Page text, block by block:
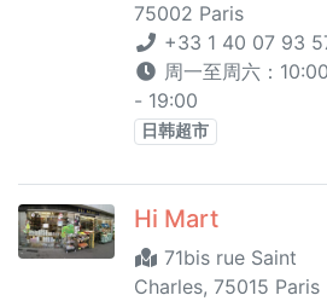
75002 Paris
+33 1 40 07 93
周一至周六：
- 19:00
日韩超市
Hi Mart
71bis rue Saint
Charles, 75015 Paris